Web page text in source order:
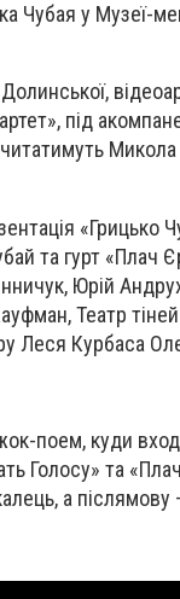
Чубая у Музеї-
під
«Грицько
та гурт «Плач
Юрій
Театр
Леся Курбаса
поем, куди
Голосу» та
а післямову